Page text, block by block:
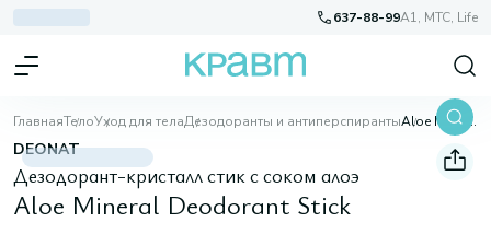
637-88-99A1, МТС, Life
ГлавнаяТелоУход для телаДезодоранты и антиперспиранты Aloe Mineral Deodorant Stick
DEONAT
Дезодорант-кристалл стик с соком алоэ
Aloe Mineral Deodorant Stick